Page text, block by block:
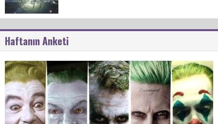
Haftanın Anketi